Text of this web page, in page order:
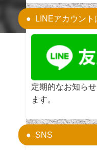
LINEアカウント
定期的なお知ら
ます。
SNS